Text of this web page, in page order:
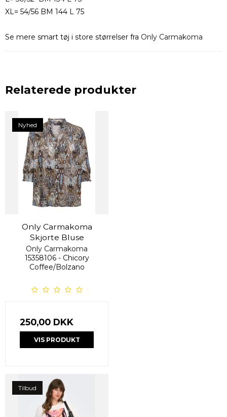
XL= 54/56 BM 144 L 75
Se mere smart tøj i store størrelser fra Only Carmakoma
Relaterede produkter
Nyhed
Only Carmakoma
Skjorte Bluse
Only Carmakoma
15358106 - Chicory
Coffee/Bolzano
250,00 DKK
VIS PRODUKT
Tilbud